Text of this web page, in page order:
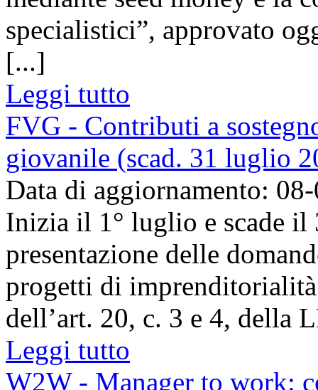
specialistici”, approvato
[...]
Leggi tutto
FVG - Contributi a
giovanile (scad. 31 luglio
Data di aggiornamento:
Inizia il 1° luglio e scade
presentazione delle
progetti di
dell’art. 20, c. 3 e 4, della
Leggi tutto
W2W - Manager to work: